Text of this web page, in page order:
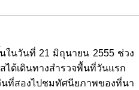
นที่ 21 มิถุนายน 2555 ช่วง
ได้เดินทางสำรวจพื้นที่วันแรก
ที่สองไปชมทัศนียภาพของที่นา